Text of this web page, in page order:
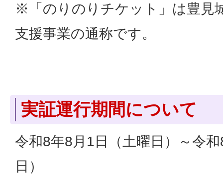
※「のりのりチケット」は豊見
支援事業の通称です。
実証運行期間について
令和8年8月1日（土曜日）～令
日）